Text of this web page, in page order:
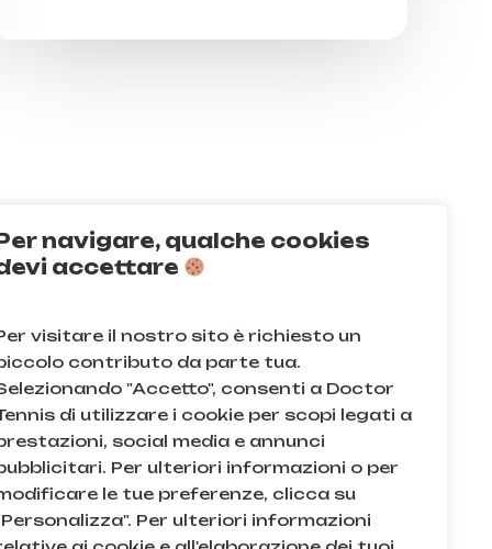
navigare, qualche cookies
accettare
visitare il nostro sito è richiesto un
contributo da parte tua.
"Accetto", consenti a Doctor
di utilizzare i cookie per scopi legati a
social media e annunci
Per ulteriori informazioni o per
le tue preferenze, clicca su
Per ulteriori informazioni
condizioni